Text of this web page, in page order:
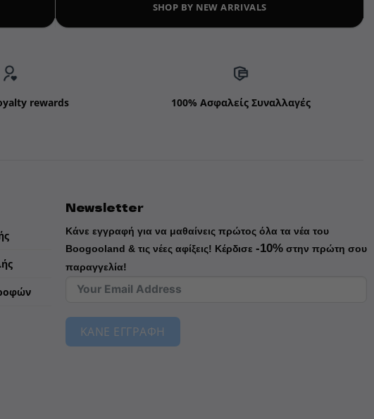
SHOP BY NEW ARRIVALS
rewards 100% Ασφαλείς Συναλλαγές
Newsletter
Κάνε εγγραφή για να μαθαίνεις πρώτος όλα τα νέα του
Boogooland & τις νέες αφίξεις! Κέρδισε -10%στην πρώτη σου
παραγγελία!
ΚΑΝΕ ΕΓΓΡΑΦΗ